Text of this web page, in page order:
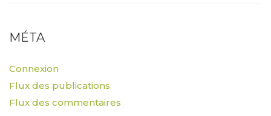
MÉTA
Connexion
Flux des publications
Flux des commentaires